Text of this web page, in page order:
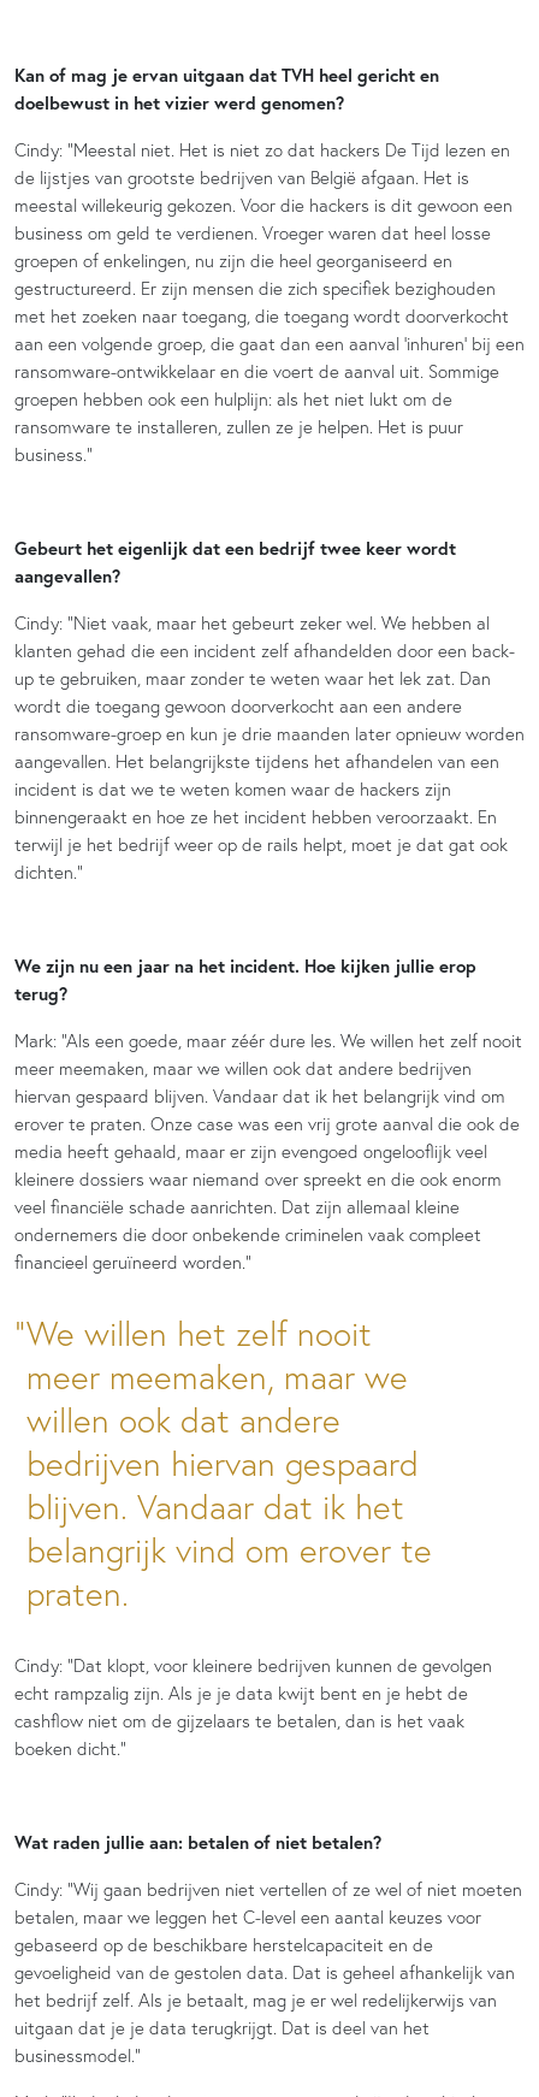
Kan of mag je ervan uitgaan dat TVH heel gericht en
doelbewust in het vizier werd genomen?
Cindy: “Meestal niet. Het is niet zo dat hackers De Tijd lezen en
de lijstjes van grootste bedrijven van België afgaan. Het is
meestal willekeurig gekozen. Voor die hackers is dit gewoon een
business om geld te verdienen. Vroeger waren dat heel losse
groepen of enkelingen, nu zijn die heel georganiseerd en
gestructureerd. Er zijn mensen die zich specifiek bezighouden
met het zoeken naar toegang, die toegang wordt doorverkocht
aan een volgende groep, die gaat dan een aanval ‘inhuren’ bij een
ransomware-ontwikkelaar en die voert de aanval uit. Sommige
groepen hebben ook een hulplijn: als het niet lukt om de
ransomware te installeren, zullen ze je helpen. Het is puur
business.”
Gebeurt het eigenlijk dat een bedrijf twee keer wordt
aangevallen?
Cindy: “Niet vaak, maar het gebeurt zeker wel. We hebben al
klanten gehad die een incident zelf afhandelden door een back-
up te gebruiken, maar zonder te weten waar het lek zat. Dan
wordt die toegang gewoon doorverkocht aan een andere
ransomware-groep en kun je drie maanden later opnieuw worden
aangevallen. Het belangrijkste tijdens het afhandelen van een
incident is dat we te weten komen waar de hackers zijn
binnengeraakt en hoe ze het incident hebben veroorzaakt. En
terwijl je het bedrijf weer op de rails helpt, moet je dat gat ook
dichten.”
We zijn nu een jaar na het incident. Hoe kijken jullie erop
terug?
Mark: “Als een goede, maar zéér dure les. We willen het zelf nooit
meer meemaken, maar we willen ook dat andere bedrijven
hiervan gespaard blijven. Vandaar dat ik het belangrijk vind om
erover te praten. Onze case was een vrij grote aanval die ook de
media heeft gehaald, maar er zijn evengoed ongelooflijk veel
kleinere dossiers waar niemand over spreekt en die ook enorm
veel financiële schade aanrichten. Dat zijn allemaal kleine
ondernemers die door onbekende criminelen vaak compleet
financieel geruïneerd worden.”
We willen het zelf nooit
meer meemaken, maar we
willen ook dat andere
bedrijven hiervan gespaard
blijven. Vandaar dat ik het
belangrijk vind om erover te
praten.
Cindy: “Dat klopt, voor kleinere bedrijven kunnen de gevolgen
echt rampzalig zijn. Als je je data kwijt bent en je hebt de
cashflow niet om de gijzelaars te betalen, dan is het vaak
boeken dicht.”
Wat raden jullie aan: betalen of niet betalen?
Cindy: “Wij gaan bedrijven niet vertellen of ze wel of niet moeten
betalen, maar we leggen het C-level een aantal keuzes voor
gebaseerd op de beschikbare herstelcapaciteit en de
gevoeligheid van de gestolen data. Dat is geheel afhankelijk van
het bedrijf zelf. Als je betaalt, mag je er wel redelijkerwijs van
uitgaan dat je je data terugkrijgt. Dat is deel van het
businessmodel.”